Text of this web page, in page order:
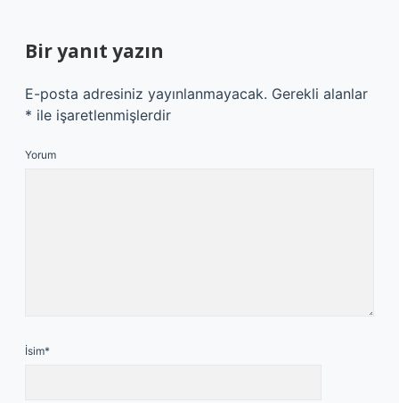
Bir yanıt yazın
E-posta adresiniz yayınlanmayacak. Gerekli alanlar
* ile işaretlenmişlerdir
Yorum
İsim*